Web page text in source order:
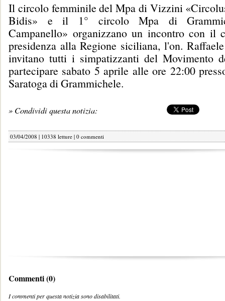
Il circolo femminile del Mpa di Vizzini
Bidis» e il 1° circolo Mpa di
Campanello» organizzano un incontro con il
presidenza alla Regione siciliana, l'on.
invitano tutti i simpatizzanti del Movimento
partecipare sabato 5 aprile alle ore 22:00
Saratoga di Grammichele.
» Condividi questa notizia:
03/04/2008 | 10338 letture | 0 commenti
Commenti (0)
I commenti per questa notizia sono disabilitati.